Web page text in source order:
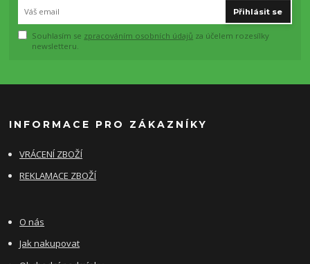
Přihlásit se
Souhlasím se zpracováním osobních údajů za účelem rozesílky
newsletteru.
INFORMACE PRO ZÁKAZNÍKY
VRÁCENÍ ZBOŽÍ
REKLAMACE ZBOŽÍ
O nás
Jak nakupovat